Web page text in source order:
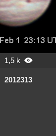
1,5 k 
2012313